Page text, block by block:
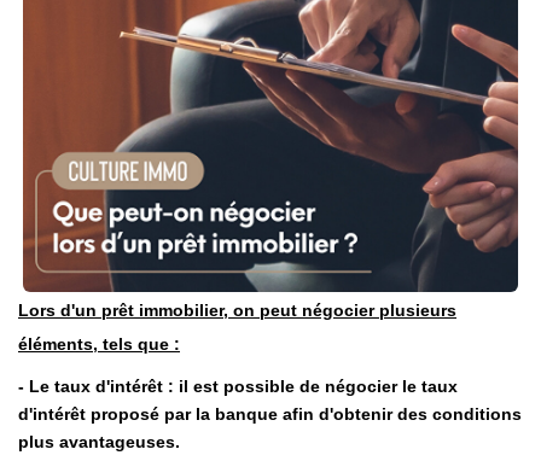
CONTACT
Lors d'un prêt immobilier, on peut négocier plusieurs
éléments, tels que :
- Le taux d'intérêt : il est possible de négocier le taux
d'intérêt proposé par la banque afin d'obtenir des conditions
plus avantageuses.